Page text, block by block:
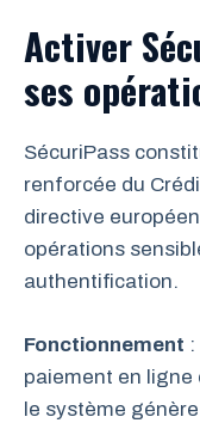
Activer
ses
SécuriPass
renforcée du
directive
opérations
authentification.
Fonctionnement
paiement en ligne
le système